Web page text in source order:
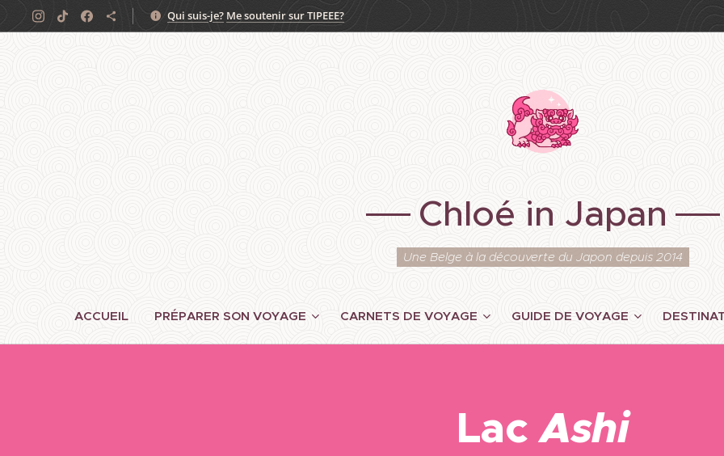
Qui suis-je? Me soutenir sur TIPEEE?
Chloé in Japan
Une Belge à la découverte du Japon depuis 2014
ACCUEIL PRÉPARER SON VOYAGE CARNETS DE VOYAGE GUIDE DE VOYAGE
LacAshi